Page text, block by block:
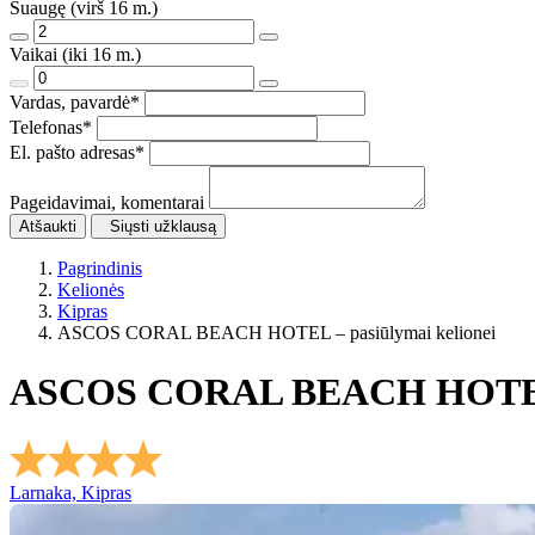
Suaugę (virš 16 m.)
Vaikai (iki 16 m.)
Vardas, pavardė*
Telefonas*
El. pašto adresas*
Pageidavimai, komentarai
Atšaukti Siųsti užklausą
Pagrindinis
Kelionės
Kipras
ASCOS CORAL BEACH HOTEL – pasiūlymai kelionei
ASCOS CORAL BEACH
Larnaka, Kipras